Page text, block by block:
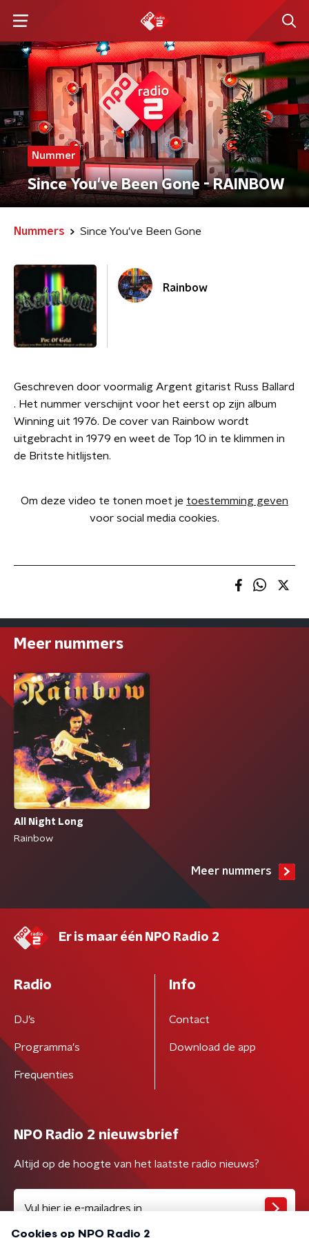
Nummer
Since You've Been Gone - RAINBOW
Nummers Since You've Been Gone
Rainbow
Geschreven door voormalig Argent gitarist Russ Ballard
. Het nummer verschijnt voor het eerst op zijn album
Winning uit 1976. De cover van Rainbow wordt
uitgebracht in 1979 en weet de Top 10 in te klimmen in
de Britste hitlijsten.
Om deze video te tonen moet je toestemming geven
voor social media cookies.
Meer nummers
All Night Long
Rainbow
Meer nummers
Er is maar één NPO Radio 2
Radio
DJ’s
Programma's
Frequenties
Info
Contact
Download de app
NPO Radio 2 nieuwsbrief
Altijd op de hoogte van het laatste radio nieuws?